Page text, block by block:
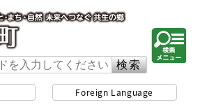
Foreign Language